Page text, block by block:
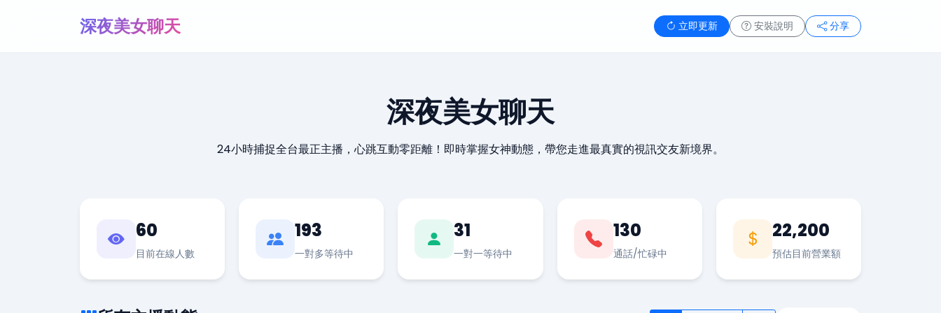
深夜美女聊天 立即更新 安裝說明 分享
深夜美女聊天
24小時捕捉全台最正主播，心跳互動零距離！即時掌握女神動態，帶您走進最真實的視訊交友新境界。
60
目前在線人數
193
一對多等待中
31
一對一等待中
130
通話/忙碌中
22,200
預估目前營業額